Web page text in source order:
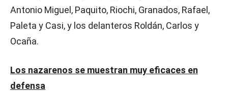
Antonio Miguel, Paquito, Riochi, Granados, Rafael,
Paleta y Casi, y los delanteros Roldán, Carlos y
Ocaña.
Los nazarenos se muestran muy eficaces en
defensa